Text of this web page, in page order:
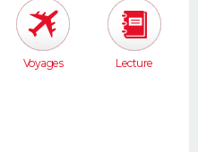
Voyages Lecture